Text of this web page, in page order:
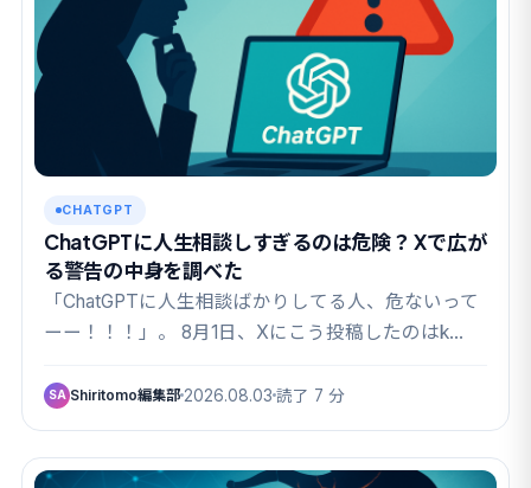
CHATGPT
ChatGPTに人生相談しすぎるのは危険？ Xで広が
る警告の中身を調べた
「ChatGPTに人生相談ばかりしてる人、危ないって
ーー！！！」。 8月1日、Xにこう投稿したのはk…
SA Shiritomo編集部 2026.08.03 読了 7 分